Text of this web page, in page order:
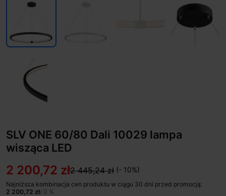
SLV ONE 60/80 Dali 10029 lampa
wisząca LED
2 200,72 zł2 445,24 zł (- 10%)
Najniższa kombinacja cen produktu w ciągu 30 dni przed promocją:
2 200,72 zł/ 0 %